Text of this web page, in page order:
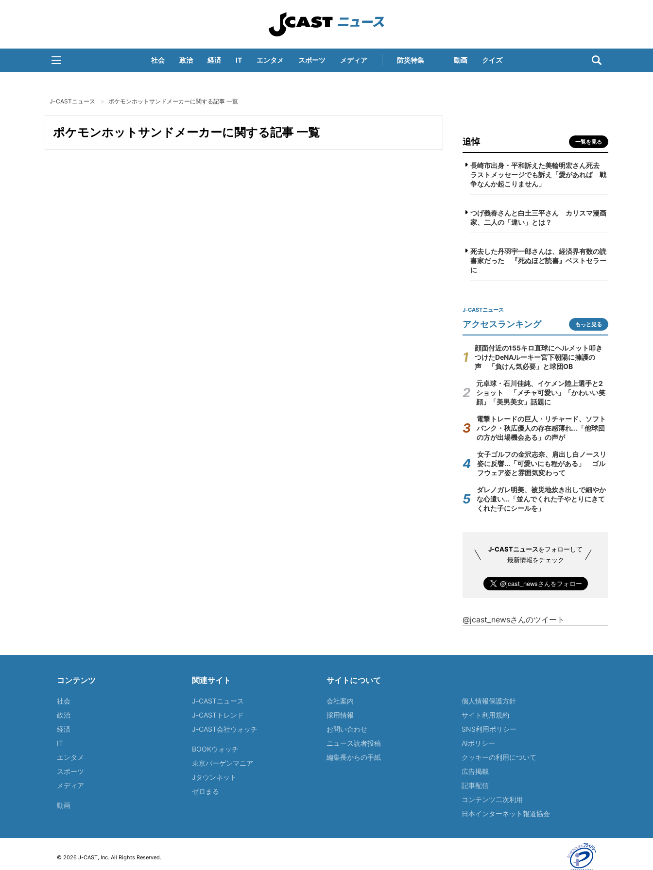
社会 政治 経済 IT エンタメ スポーツ メディア 防災特集 動画 クイズ
J-CASTニュース ポケモンホットサンドメーカーに関する記事 一覧
ポケモンホットサンドメーカーに関する記事 一覧
追悼 一覧を見る
長崎市出身・平和訴えた美輪明宏さん死去
ラストメッセージでも訴え「愛があれば 戦
争なんか起こりません」
つげ義春さんと白土三平さん カリスマ漫画
家、二人の「違い」とは？
死去した丹羽宇一郎さんは、経済界有数の読
書家だった 『死ぬほど読書』ベストセラー
に
J-CASTニュース
アクセスランキング もっと見る
顔面付近の155キロ直球にヘルメット叩き
つけたDeNAルーキー宮下朝陽に擁護の
声 「負けん気必要」と球団OB
元卓球・石川佳純、イケメン陸上選手と2
ショット 「メチャ可愛い」「かわいい笑
顔」「美男美女」話題に
電撃トレードの巨人・リチャード、ソフト
バンク・秋広優人の存在感薄れ...「他球団
の方が出場機会ある」の声が
女子ゴルフの金沢志奈、肩出し白ノースリ
姿に反響...「可愛いにも程がある」 ゴル
フウェア姿と雰囲気変わって
ダレノガレ明美、被災地炊き出しで細やか
な心遣い...「並んでくれた子やとりにきて
くれた子にシールを」
J-CASTニュースをフォローして
最新情報をチェック
@jcast_newsさんのツイート
コンテンツ
社会
政治
経済
IT
エンタメ
スポーツ
メディア
動画
関連サイト
J-CASTニュース
J-CASTトレンド
J-CAST会社ウォッチ
BOOKウォッチ
東京バーゲンマニア
Jタウンネット
ゼロまる
サイトについて
会社案内
採用情報
お問い合わせ
ニュース読者投稿
編集長からの手紙
個人情報保護方針
サイト利用規約
SNS利用ポリシー
AIポリシー
クッキーの利用について
広告掲載
記事配信
コンテンツ二次利用
日本インターネット報道協会
© 2026 J-CAST, Inc. All Rights Reserved.